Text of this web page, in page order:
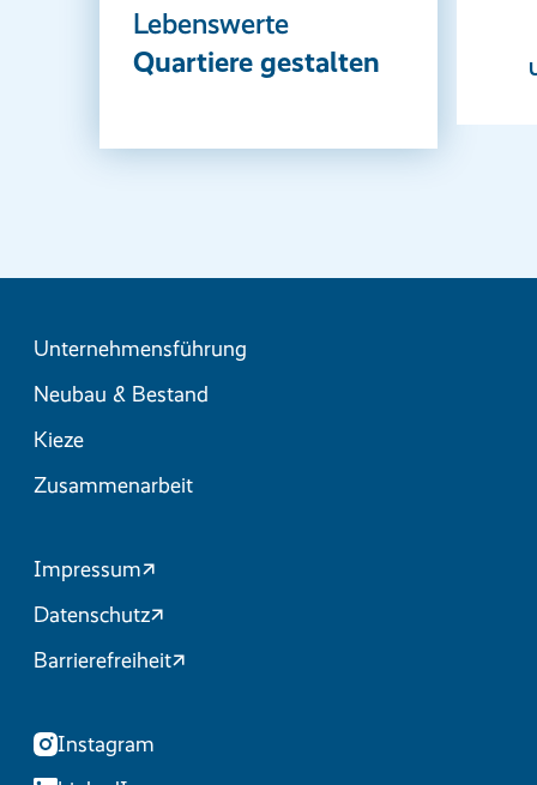
Lebenswerte
Quartiere gestalten
Unternehmensführung
Neubau & Bestand
Kieze
Zusammenarbeit
Impressum
Datenschutz
Barrierefreiheit
Instagram